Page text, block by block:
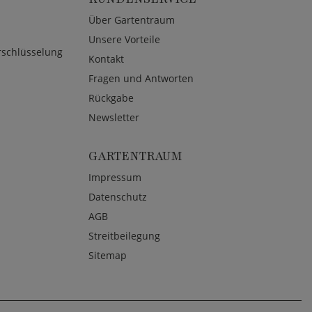
Über Gartentraum
Unsere Vorteile
Kontakt
Fragen und Antworten
Rückgabe
Newsletter
GARTENTRAUM
Impressum
Datenschutz
AGB
Streitbeilegung
Sitemap